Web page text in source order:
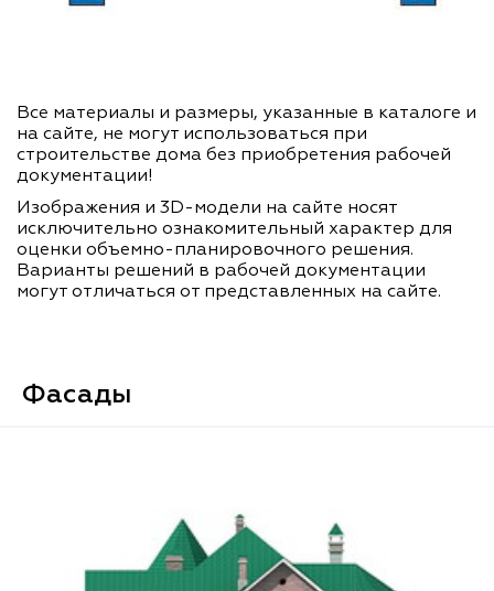
Все материалы и размеры, указанные в каталоге и
на сайте, не могут использоваться при
строительстве дома без приобретения рабочей
документации!
Изображения и 3D-модели на сайте носят
исключительно ознакомительный характер для
оценки объемно-планировочного решения.
Варианты решений в рабочей документации
могут отличаться от представленных на сайте.
Фасады